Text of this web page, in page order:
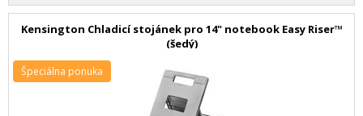
Kensington Chladicí stojánek pro 14" notebook Easy Riser™
(šedý)
Špeciálna ponuka